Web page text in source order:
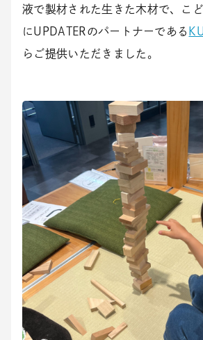
液で製材された生きた木材で、こ
にUPDATERのパートナーである
らご提供いただきました。